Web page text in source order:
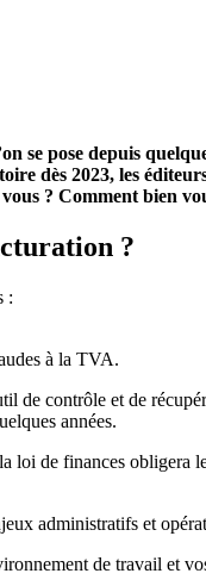
se pose depuis
dès 2023, les
? Comment bien
?
:
à la TVA.
contrôle et de
années.
de finances obligera
administratifs et
de travail et